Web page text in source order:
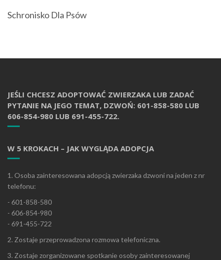
Schronisko Dla Psów
JEŚLI CHCESZ ADOPTOWAĆ ZWIERZAKA LUB ZADAĆ
PYTANIE NA JEGO TEMAT, DZWOŃ: 601-858-580 LUB
606-854-980 LUB 691-455-722.
W 5 KROKACH – JAK WYGLĄDA ADOPCJA
1. Osoba zainteresowana adopcją zwierzaka dzwoni na jeden z nr
telefonu:
- 601-858-580
- 606-854-980
- 691-455-722
2. Zostaje przeprowadzona rozmowa telefoniczna.
3. Zostaje zorganizowane spotkanie osoby zainteresowanej